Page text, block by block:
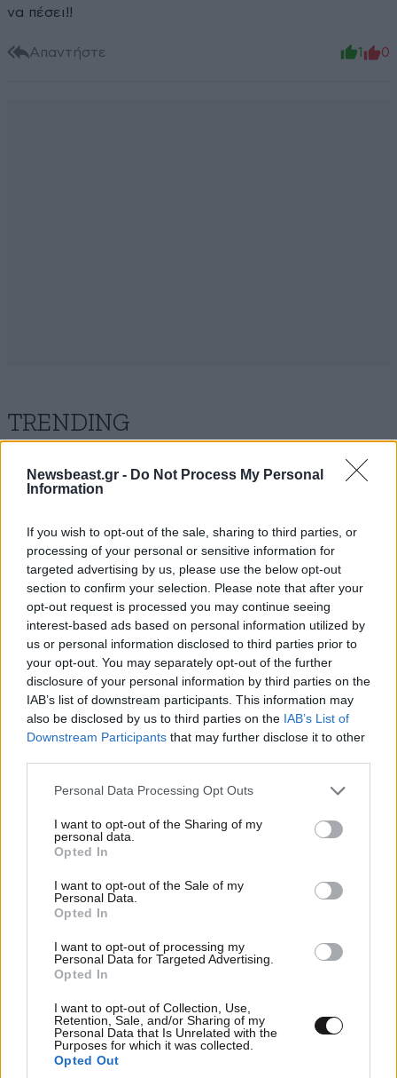
Newsbeast.gr - Do Not Process My Personal
Information
If you wish to opt-out of the sale, sharing to third parties, or
processing of your personal or sensitive information for
targeted advertising by us, please use the below opt-out
section to confirm your selection. Please note that after your
opt-out request is processed you may continue seeing
interest-based ads based on personal information utilized by
us or personal information disclosed to third parties prior to
your opt-out. You may separately opt-out of the further
disclosure of your personal information by third parties on the
IAB’s list of downstream participants. This information may
also be disclosed by us to third parties on the IAB’s List of
Downstream Participants that may further disclose it to other
Please note that this website/app uses one or more Google
not limited to your visit or usage behaviour. You may click to
grant or deny consent to Google and its third-party tags to
use your data for below specified purposes in below Google
consent section.
Personal Data Processing Opt Outs
I want to opt-out of the Sharing of my
personal data.
Opted In
I want to opt-out of the Sale of my
Personal Data.
Opted In
I want to opt-out of processing my
Personal Data for Targeted Advertising.
Opted In
I want to opt-out of Collection, Use,
Retention, Sale, and/or Sharing of my
Personal Data that Is Unrelated with the
Purposes for which it was collected.
Opted Out
να πέσει!!
Απαντήστε 1 0
TRENDING
ΕΛΛΑΔΑ2 ω. πριν
Αδιανόητο περιστατικό στην Κρήτη: Τουρίστας
ρώτησε πόσο κοστίζει για να ασελγήσει σε ένα
10χρονο κοριτσάκι